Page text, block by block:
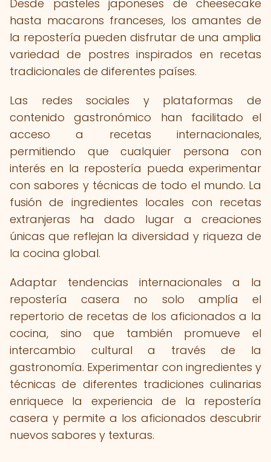
Desde pasteles japoneses de cheesecake
hasta macarons franceses, los amantes de
la repostería pueden disfrutar de una amplia
variedad de postres inspirados en recetas
tradicionales de diferentes países.
Las redes sociales y plataformas de
contenido gastronómico han facilitado el
acceso a recetas internacionales,
permitiendo que cualquier persona con
interés en la repostería pueda experimentar
con sabores y técnicas de todo el mundo. La
fusión de ingredientes locales con recetas
extranjeras ha dado lugar a creaciones
únicas que reflejan la diversidad y riqueza de
la cocina global.
Adaptar tendencias internacionales a la
repostería casera no solo amplía el
repertorio de recetas de los aficionados a la
cocina, sino que también promueve el
intercambio cultural a través de la
gastronomía. Experimentar con ingredientes y
técnicas de diferentes tradiciones culinarias
enriquece la experiencia de la repostería
casera y permite a los aficionados descubrir
nuevos sabores y texturas.